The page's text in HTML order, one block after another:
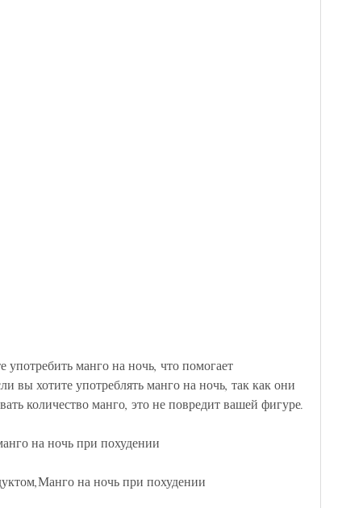
вы хотите употреблять манго на ночь, так как они
количество манго, это не повредит вашей фигуре.
на ночь при похудении
на ночь при похудении